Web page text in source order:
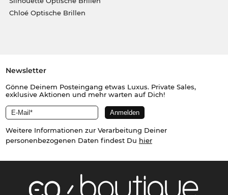
Chloé Optische Brillen
Newsletter
Gönne Deinem Posteingang etwas Luxus. Private Sales,
exklusive Aktionen und mehr warten auf Dich!
Weitere Informationen zur Verarbeitung Deiner
personenbezogenen Daten findest Du hier